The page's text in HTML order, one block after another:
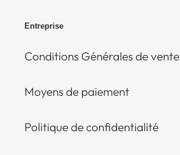
Entreprise
Conditions Générales de vente
Moyens de paiement
Politique de confidentialité